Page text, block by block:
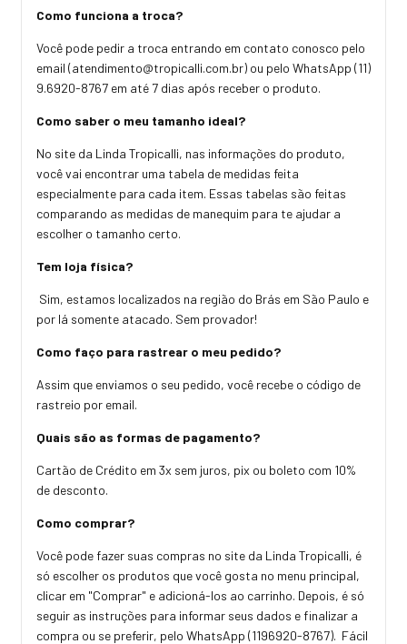
Como funciona a troca?
Você pode pedir a troca entrando em contato conosco pelo
email (atendimento@tropicalli.com.br) ou pelo WhatsApp (11)
9.6920-8767 em até 7 dias após receber o produto.
Como saber o meu tamanho ideal?
No site da Linda Tropicalli, nas informações do produto,
você vai encontrar uma tabela de medidas feita
especialmente para cada item. Essas tabelas são feitas
comparando as medidas de manequim para te ajudar a
escolher o tamanho certo.
Tem loja física?
Sim, estamos localizados na região do Brás em São Paulo e
por lá somente atacado. Sem provador!
Como faço para rastrear o meu pedido?
Assim que enviamos o seu pedido, você recebe o código de
rastreio por email.
Quais são as formas de pagamento?
Cartão de Crédito em 3x sem juros, pix ou boleto com 10%
de desconto.
Como comprar?
Você pode fazer suas compras no site da Linda Tropicalli, é
só escolher os produtos que você gosta no menu principal,
clicar em "Comprar" e adicioná-los ao carrinho. Depois, é só
seguir as instruções para informar seus dados e finalizar a
compra ou se preferir, pelo WhatsApp (1196920-8767). Fácil